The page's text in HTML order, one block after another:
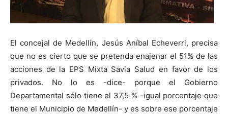
El concejal de Medellín, Jesús Aníbal Echeverri, precisa
que no es cierto que se pretenda enajenar el 51% de las
acciones de la EPS Mixta Savia Salud en favor de los
privados. No lo es -dice- porque el Gobierno
Departamental sólo tiene el 37,5 % -igual porcentaje que
tiene el Municipio de Medellín- y es sobre ese porcentaje